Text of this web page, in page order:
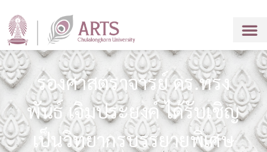
รองศาสตราจารย์ ดร.ทรง
พันธ์ เจิมประยงค์ ได้รับเชิญ
เป็นวิทยากรบรรยายพิเศษ